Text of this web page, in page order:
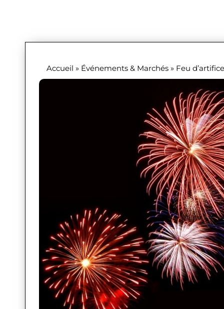
Accueil » Événements & Marchés» Feu d’artifice